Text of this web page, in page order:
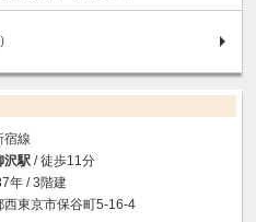
）
宿線
沢駅/ 徒歩11分
年 / 3階建
西東京市保谷町5-16-4